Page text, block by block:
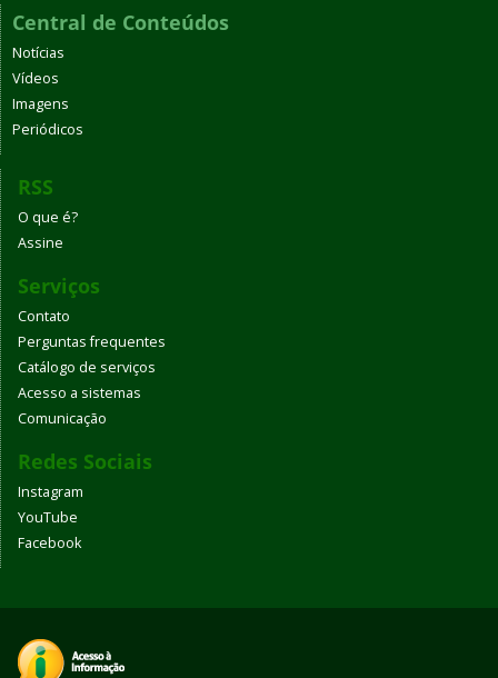
Central de Conteúdos
Notícias
Vídeos
Imagens
Periódicos
RSS
O que é?
Assine
Serviços
Contato
Perguntas frequentes
Catálogo de serviços
Acesso a sistemas
Comunicação
Redes Sociais
Instagram
YouTube
Facebook